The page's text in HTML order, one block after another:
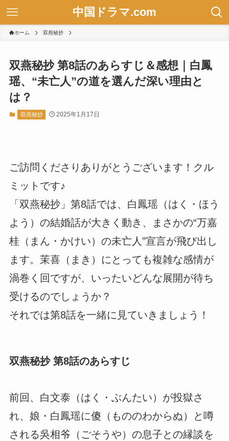
中国ドラマ.com
ホーム 双燕秘抄
双燕秘抄 第8話のあらすじ＆感想｜白鳳
瑶、“未亡人”の道を選んだ深い理由と
は？
双燕秘抄 2025年1月17日
ご訪問くださりありがとうございます！クル
ミットです♪
「双燕秘抄」第8話では、白鳳瑶（はく・ほう
よう）の結婚話が大きく動き、まさかの“万嘉
桂（まん・かけい）の未亡人”宣言が飛び出し
ます。茉喜（まき）にとっても複雑な感情が
渦巻く回ですが、いったいどんな展開が待ち
受けるのでしょうか？
それでは第8話を一緒に見ていきましょう！
双燕秘抄 第8話のあらすじ
前回、白文泰（はく・ぶんたい）が投獄さ
れ、娘・白鳳瑶に傻（もののわからぬ）と噂
される吳相爷（ごそうや）の息子との縁談を